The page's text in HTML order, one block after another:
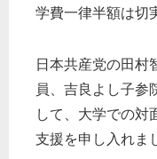
学費一律半額は切
日本共産党の田村
員、吉良よし子参
して、大学での対
支援を申し入れま